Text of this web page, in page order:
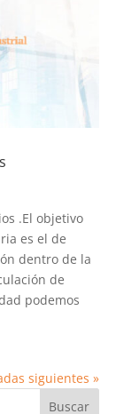
.El objetivo
es el de
dentro de la
de
podemos
siguientes »